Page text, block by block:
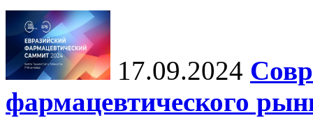
17.09.2024
фармацевтического